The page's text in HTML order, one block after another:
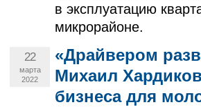
в эксплуатацию
микрорайоне.
22
марта
2022
«Драйвером
Михаил
бизнеса для